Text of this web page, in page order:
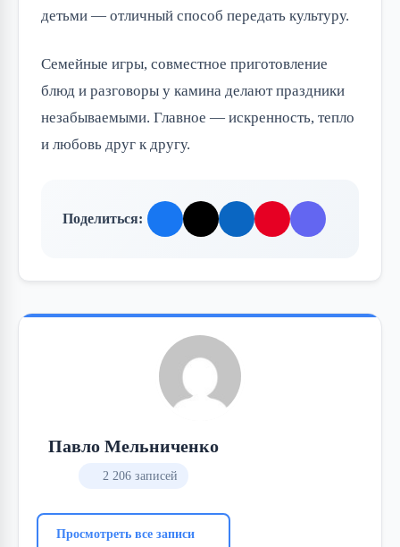
детьми — отличный способ передать культуру.
Семейные игры, совместное приготовление
блюд и разговоры у камина делают праздники
незабываемыми. Главное — искренность, тепло
и любовь друг к другу.
Поделиться:
Павло Мельниченко
2 206 записей
Просмотреть все записи